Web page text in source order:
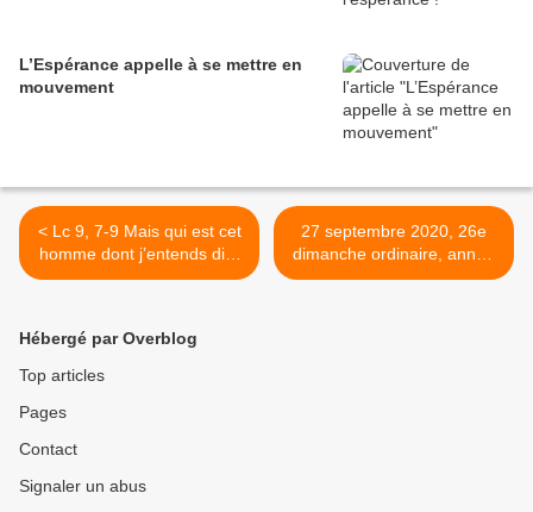
L’Espérance appelle à se mettre en
mouvement
< Lc 9, 7-9 Mais qui est cet
homme dont j’entends dire
de telles choses ?
27 septembre 2020, 26e
dimanche ordinaire, année
A - Homélie >
Hébergé par Overblog
Top articles
Pages
Contact
Signaler un abus